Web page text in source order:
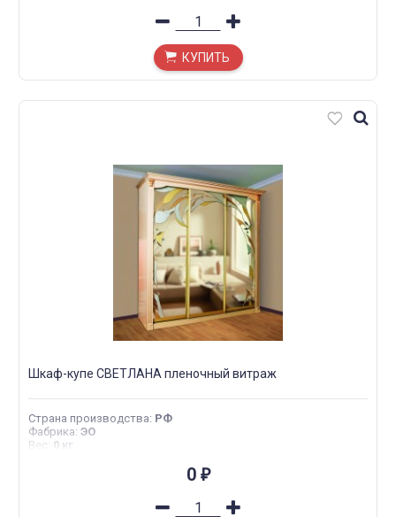
КУПИТЬ
Шкаф-купе СВЕТЛАНА пленочный витраж
Страна производства: РФ
Фабрика: ЭО
Вес : 0 кг
0 ₽